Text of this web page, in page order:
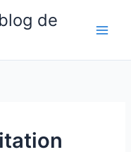
de